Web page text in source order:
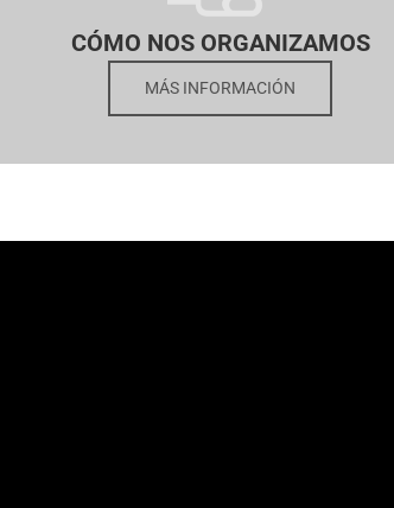
CÓMO NOS ORGANIZAMOS
MÁS INFORMACIÓN